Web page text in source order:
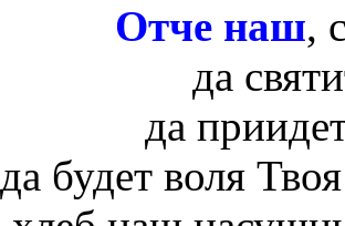
Отче наш,
да
да
да будет воля